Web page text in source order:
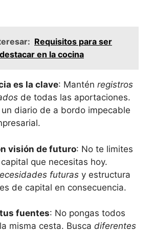
Requisitos para ser
en la cocina
es la clave: Mantén registros
de todas las aportaciones.
diario de a bordo impecable
visión de futuro: No te limites
que necesitas hoy.
futuras y estructura
de capital en consecuencia.
fuentes: No pongas todos
misma cesta. Busca diferentes